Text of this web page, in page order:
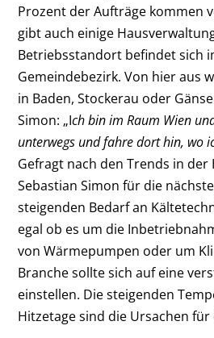
Prozent der Aufträge kommen
gibt auch einige
Betriebsstandort befindet sich
Gemeindebezirk. Von hier aus
in Baden, Stockerau oder
Simon: „Ich bin im Raum Wien
unterwegs und fahre dort hin, wo
Gefragt nach den Trends in
Sebastian Simon für die
steigenden Bedarf an
egal ob es um die
von Wärmepumpen oder um
Branche sollte sich auf eine
einstellen. Die steigenden
Hitzetage sind die Ursachen für